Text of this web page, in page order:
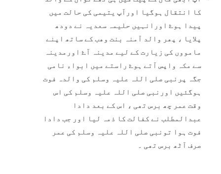
کا انتقال ہوگيا اورآپ یتیمی کی حالت میں
پیدا ہوۓ اورانہیں حلیمہ سعدیہ نے دودھ
پلایا ، پھر والد آمنہ بنت وھب کے ساتھ اپنے
مامووں کی زيارت کے لیے مدینہ آۓ اورمدینہ
سے مکہ واپس آتے ہوۓ راستے میں ابواء نامی
جگہ پرنبی صلی اللہ علیہ وسلم کی والدہ فوت
ہوگئيں اورنبی صلی اللہ علیہ وسلم کی اس
وقت عمر چھ برس تھی ، اس کے بعد دادا
عبدالمطلب نے کفالت کا ذمہ لیا اور جب دادا
فوت ہوا تونبی صلی اللہ علیہ وسلم کی عمر
صرف آٹھ برس تھی ۔